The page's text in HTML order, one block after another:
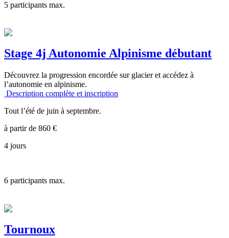
5 participants max.
Stage 4j Autonomie Alpinisme débutant
Découvrez la progression encordée sur glacier et accédez à
l’autonomie en alpinisme.
Description complète et inscription
Tout l’été de juin à septembre.
à partir de 860 €
4 jours
6 participants max.
Tournoux